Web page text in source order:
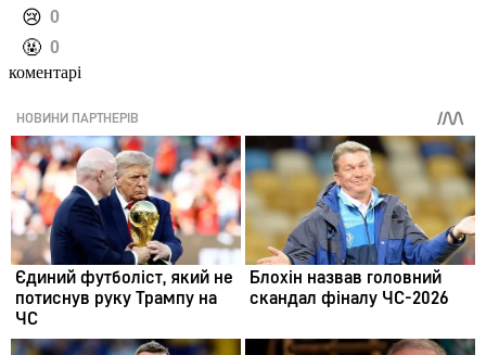
️😢 0
️🤬 0
коментарі